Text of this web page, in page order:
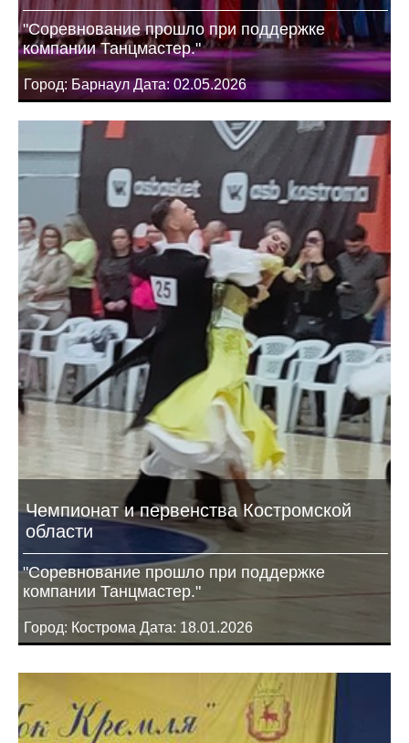
"Соревнование прошло при поддержке
компании Танцмастер."
Город: Барнаул Дата: 02.05.2026
Чемпионат и первенства Костромской
области
"Соревнование прошло при поддержке
компании Танцмастер."
Город: Кострома Дата: 18.01.2026